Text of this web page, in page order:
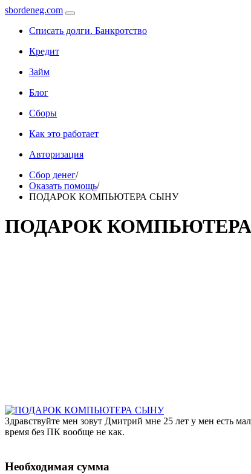
sbordeneg.com
Списать долги. Банкротство
Кредит
Займ
Блог
Сборы
Как это работает
Авторизация
Сбор денег/
Оказать помощь/
ПОДАРОК КОМПЬЮТЕРА СЫНУ
ПОДАРОК
Здравствуйте мен зовут Дмитрий мне 25 лет у мен есть
время без ПК вообще не как.
Необходимая сумма